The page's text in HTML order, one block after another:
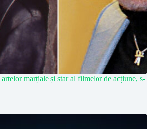
marțiale și star al filmelor de acțiune, s-